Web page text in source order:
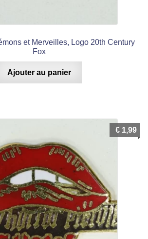
et Merveilles, Logo 20th Century
Fox
Ajouter au panier
€ 1,99